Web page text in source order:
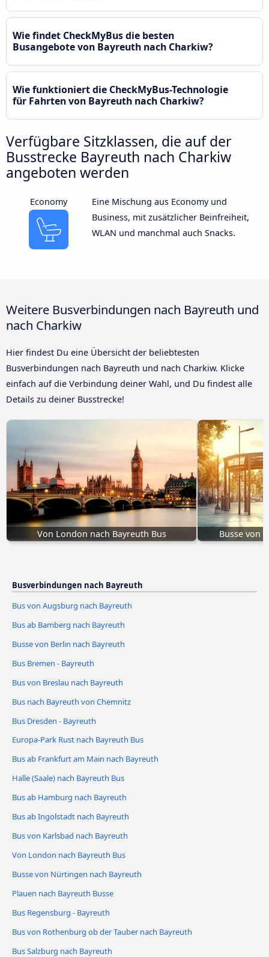
Wie findet CheckMyBus die besten
Busangebote von Bayreuth nach Charkiw?
Wie funktioniert die CheckMyBus-Technologie
für Fahrten von Bayreuth nach Charkiw?
Verfügbare Sitzklassen, die auf der
Busstrecke Bayreuth nach Charkiw
angeboten werden
Economy
Eine Mischung aus Economy und
Business, mit zusätzlicher Beinfreiheit,
WLAN und manchmal auch Snacks.
Weitere Busverbindungen nach Bayreuth und
nach Charkiw
Hier findest Du eine Übersicht der beliebtesten
Busverbindungen nach Bayreuth und nach Charkiw. Klicke
einfach auf die Verbindung deiner Wahl, und Du findest alle
Details zu deiner Busstrecke!
Von London nach Bayreuth Bus Busse von
Busverbindungen nach Bayreuth
Bus von Augsburg nach Bayreuth
Bus ab Bamberg nach Bayreuth
Busse von Berlin nach Bayreuth
Bus Bremen - Bayreuth
Bus von Breslau nach Bayreuth
Bus nach Bayreuth von Chemnitz
Bus Dresden - Bayreuth
Europa-Park Rust nach Bayreuth Bus
Bus ab Frankfurt am Main nach Bayreuth
Halle (Saale) nach Bayreuth Bus
Bus ab Hamburg nach Bayreuth
Bus ab Ingolstadt nach Bayreuth
Bus von Karlsbad nach Bayreuth
Von London nach Bayreuth Bus
Busse von Nürtingen nach Bayreuth
Plauen nach Bayreuth Busse
Bus Regensburg - Bayreuth
Bus von Rothenburg ob der Tauber nach Bayreuth
Bus Salzburg nach Bayreuth